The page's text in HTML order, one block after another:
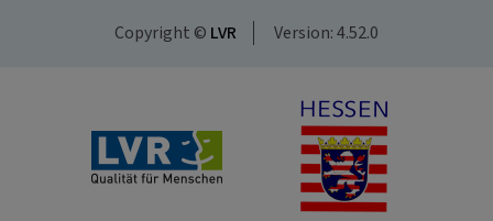
Copyright © LVR Version: 4.52.0